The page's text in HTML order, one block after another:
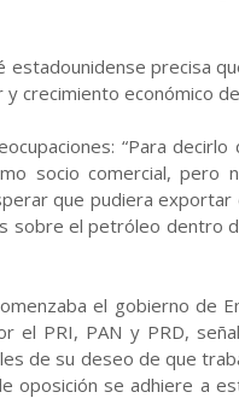
precisa
crecimiento económico
“Para
socio comercial, pero
que pudiera exportar
sobre el petróleo dentro
el gobierno de
el PRI, PAN y PRD,
de su deseo de que
oposición se adhiere a